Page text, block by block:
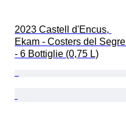
2023 Castell d'Encus,
Ekam - Costers del Segre
- 6 Bottiglie (0,75 L)